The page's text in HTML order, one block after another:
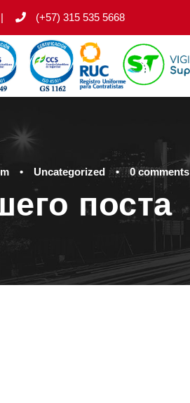
| (+57) 315 535 5668
• Uncategorized • 0 comments
поста